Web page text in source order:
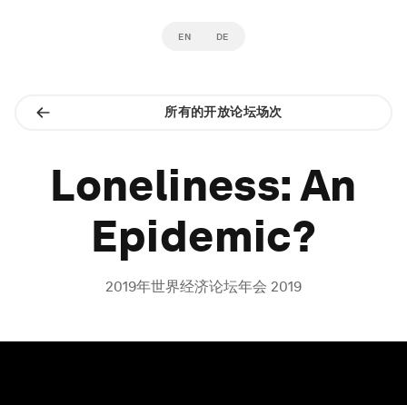
EN DE
所有的开放论坛场次
Loneliness: An
Epidemic?
2019年世界经济论坛年会 2019